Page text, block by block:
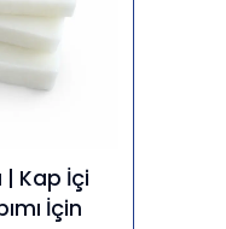
| Kap İçi
İçin